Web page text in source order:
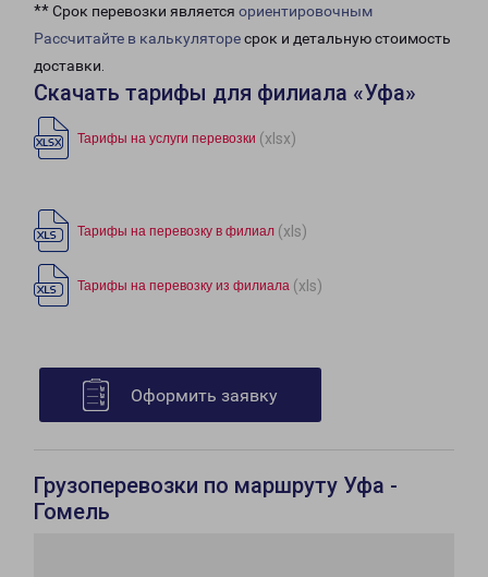
** Срок перевозки является ориентировочным
Рассчитайте в калькуляторесрок и детальную стоимость
доставки.
Скачать тарифы для филиала «Уфа»
Тарифы на услуги перевозки (xlsx)
Тарифы на перевозку в филиал (xls)
Тарифы на перевозку из филиала (xls)
Оформить заявку
Грузоперевозки по маршруту Уфа -
Гомель